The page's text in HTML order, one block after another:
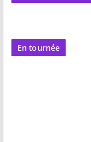
En tournée